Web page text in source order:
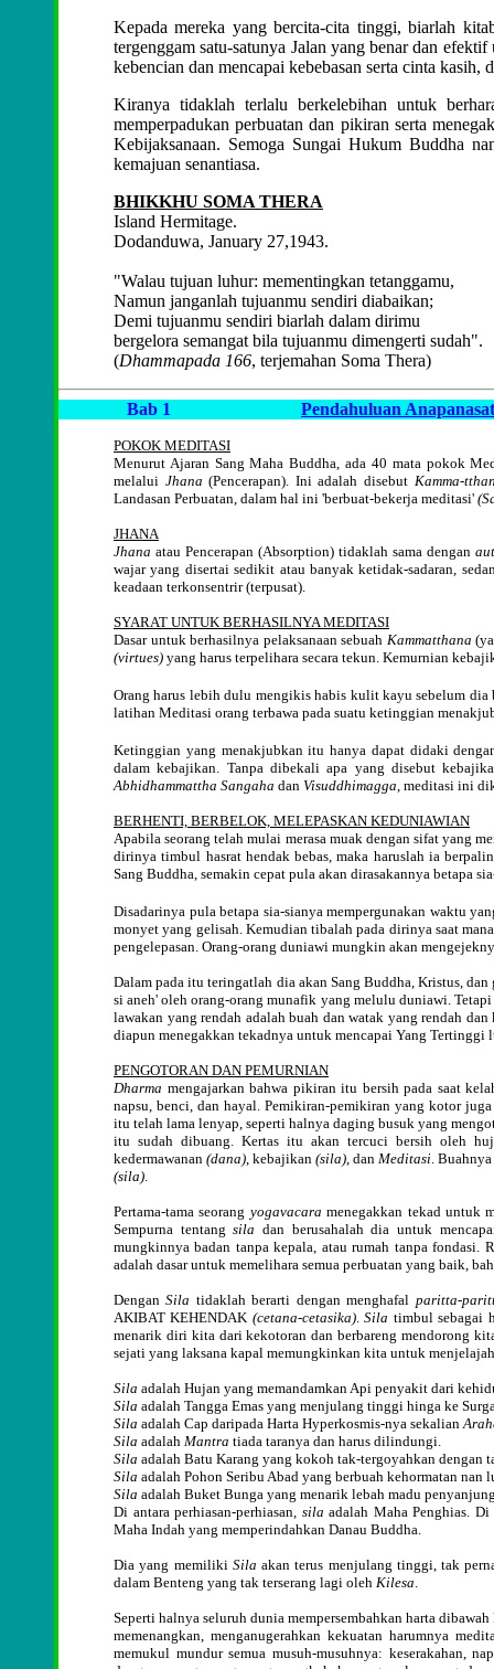
Kepada mereka yang bercita-cita tinggi, biarlah
tergenggam satu-satunya Jalan yang benar dan
kebencian dan mencapai kebebasan serta cinta kasih,
Kiranya tidaklah terlalu berkelebihan untuk
memperpadukan perbuatan dan pikiran serta
Kebijaksanaan. Semoga Sungai Hukum Buddha
kemajuan senantiasa.
BHIKKHU SOMA THERA
Island Hermitage.
Dodanduwa, January 27,1943.
"Walau tujuan luhur: mementingkan tetanggamu,
Namun janganlah tujuanmu sendiri diabaikan;
Demi tujuanmu sendiri biarlah dalam dirimu
bergelora semangat bila tujuanmu dimengerti sudah".
(Dhammapada 166, terjemahan Soma Thera)
Bab 1 Pendahuluan
POKOK MEDITASI
Menurut Ajaran Sang Maha Buddha, ada 40 mata pokok
melalui Jhana (Pencerapan). Ini adalah disebut Kamma-
Landasan Perbuatan, dalam hal ini 'berbuat-bekerja meditasi'
JHANA
Jhana atau Pencerapan (Absorption) tidaklah sama dengan
wajar yang disertai sedikit atau banyak ketidak-sadaran,
keadaan terkonsentrir (terpusat).
SYARAT UNTUK BERHASILNYA MEDITASI
Dasar untuk berhasilnya pelaksanaan sebuah Kammatthana
(virtues) yang harus terpelihara secara tekun. Kemurnian
Orang harus lebih dulu mengikis habis kulit kayu sebelum
latihan Meditasi orang terbawa pada suatu ketinggian
Ketinggian yang menakjubkan itu hanya dapat didaki
dalam kebajikan. Tanpa dibekali apa yang disebut
Abhidhammattha Sangaha dan Visuddhimagga, meditasi ini
BERHENTI, BERBELOK, MELEPASKAN KEDUNIAWIAN
Apabila seorang telah mulai merasa muak dengan sifat yang
dirinya timbul hasrat hendak bebas, maka haruslah ia
Sang Buddha, semakin cepat pula akan dirasakannya betapa
Disadarinya pula betapa sia-sianya mempergunakan waktu
monyet yang gelisah. Kemudian tibalah pada dirinya saat
pengelepasan. Orang-orang duniawi mungkin akan
Dalam pada itu teringatlah dia akan Sang Buddha, Kristus,
si aneh' oleh orang-orang munafik yang melulu duniawi.
lawakan yang rendah adalah buah dan watak yang rendah
diapun menegakkan tekadnya untuk mencapai Yang Tertinggi
PENGOTORAN DAN PEMURNIAN
Dharma mengajarkan bahwa pikiran itu bersih pada saat
napsu, benci, dan hayal. Pemikiran-pemikiran yang kotor
itu telah lama lenyap, seperti halnya daging busuk yang
itu sudah dibuang. Kertas itu akan tercuci bersih oleh
kedermawanan (dana), kebajikan (sila), dan Meditasi.
(sila).
Pertama-tama seorang yogavacara menegakkan tekad untuk
Sempurna tentangsila dan berusahalah dia untuk
mungkinnya badan tanpa kepala, atau rumah tanpa
adalah dasar untuk memelihara semua perbuatan yang baik,
DenganSila tidaklah berarti dengan menghafal paritta-
AKIBAT KEHENDAK (cetana-cetasika).Sila timbul sebagai
menarik diri kita dari kekotoran dan berbareng mendorong
sejati yang laksana kapal memungkinkan kita untuk
Sila adalah Hujan yang memandamkan Api penyakit dari
Sila adalah Tangga Emas yang menjulang tinggi hinga ke
Sila adalah Cap daripada Harta Hyperkosmis-nya sekalian
Sila adalah Mantra tiada taranya dan harus dilindungi.
Sila adalah Batu Karang yang kokoh tak-tergoyahkan dengan
Sila adalah Pohon Seribu Abad yang berbuah kehormatan nan
Sila adalah Buket Bunga yang menarik lebah madu
Di antara perhiasan-perhiasan, sila adalah Maha Penghias.
Maha Indah yang memperindahkan Danau Buddha.
Dia yang memiliki Sila akan terus menjulang tinggi, tak
dalam Benteng yang tak terserang lagi oleh Kilesa.
Seperti halnya seluruh dunia mempersembahkan harta
memenangkan, menganugerahkan kekuatan harumnya
memukul mundur semua musuh-musuhnya: keserakahan,